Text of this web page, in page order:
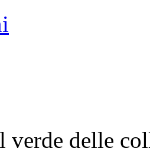
verde delle